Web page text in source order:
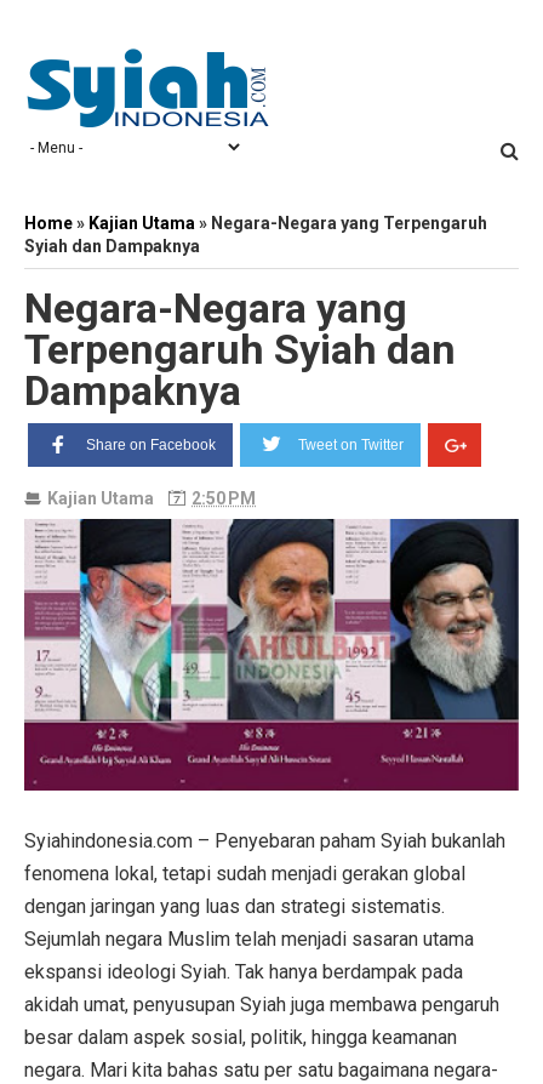
Home» Kajian Utama » Negara-Negara yang Terpengaruh
Syiah dan Dampaknya
Negara-Negara yang
Terpengaruh Syiah dan
Dampaknya
Share on Facebook Tweet on Twitter
Kajian Utama 2:50 PM
Syiahindonesia.com – Penyebaran paham Syiah bukanlah
fenomena lokal, tetapi sudah menjadi gerakan global
dengan jaringan yang luas dan strategi sistematis.
Sejumlah negara Muslim telah menjadi sasaran utama
ekspansi ideologi Syiah. Tak hanya berdampak pada
akidah umat, penyusupan Syiah juga membawa pengaruh
besar dalam aspek sosial, politik, hingga keamanan
negara. Mari kita bahas satu per satu bagaimana negara-